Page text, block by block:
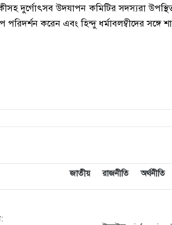
দুর্গোৎসব উদযাপন কমিটির সদস্যরা
পরিদর্শন করেন এবং হিন্দু ধর্মাবলম্বীদের সঙ্গে
জাতীয় রাজনীতি অর্থনীতি